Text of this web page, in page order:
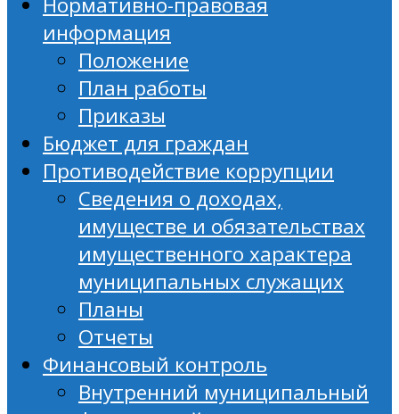
информация
Положение
План работы
Приказы
Бюджет для граждан
Противодействие коррупции
Сведения о доходах,
имуществе и обязательствах
имущественного характера
муниципальных служащих
Планы
Отчеты
Финансовый контроль
Внутренний муниципальный